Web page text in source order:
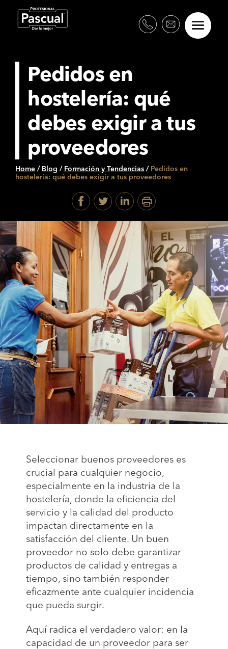
Pedidos en
hostelería: qué
debes exigir a tus
proveedores
Home / Blog / Formación y Tendencias / Pedidos en
hostelería: qué debes exigir a tus proveedores
Seleccionar buenos proveedores es
crucial para cualquier negocio,
especialmente en la industria de la
hostelería, donde la eficiencia del
servicio y la calidad del producto
impactan directamente en la
satisfacción del cliente. Un buen
proveedor no solo debe garantizar
productos de calidad y entregas a
tiempo, sino también responder
eficazmente ante cualquier incidencia
que pueda surgir.
Aquí radica el verdadero valor: en la
capacidad de un proveedor para ser